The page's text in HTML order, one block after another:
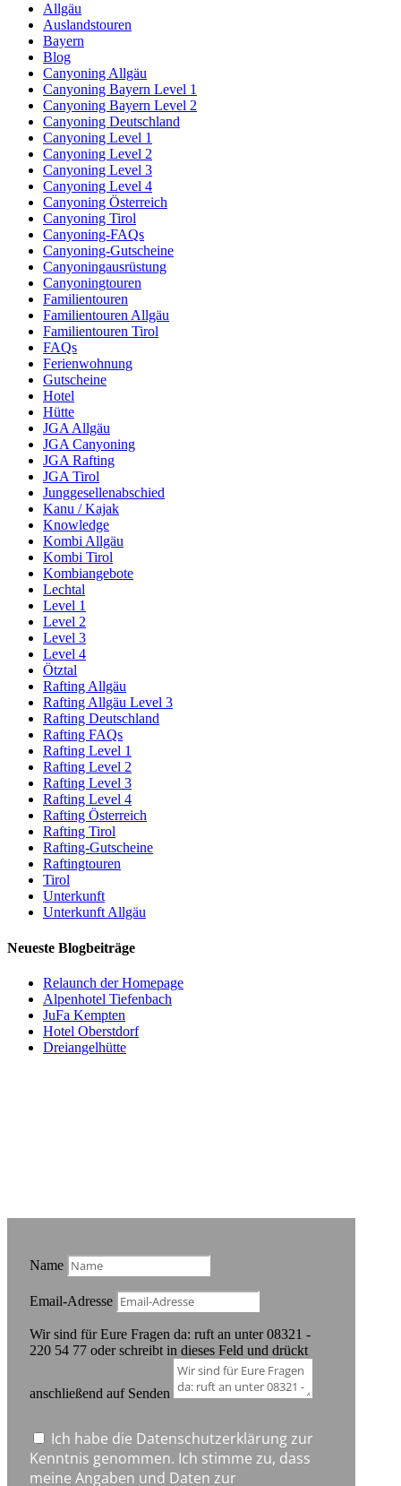
Allgäu
Auslandstouren
Bayern
Blog
Canyoning Allgäu
Canyoning Bayern Level 1
Canyoning Bayern Level 2
Canyoning Deutschland
Canyoning Level 1
Canyoning Level 2
Canyoning Level 3
Canyoning Level 4
Canyoning Österreich
Canyoning Tirol
Canyoning-FAQs
Canyoning-Gutscheine
Canyoningausrüstung
Canyoningtouren
Familientouren
Familientouren Allgäu
Familientouren Tirol
FAQs
Ferienwohnung
Gutscheine
Hotel
Hütte
JGA Allgäu
JGA Canyoning
JGA Rafting
JGA Tirol
Junggesellenabschied
Kanu / Kajak
Knowledge
Kombi Allgäu
Kombi Tirol
Kombiangebote
Lechtal
Level 1
Level 2
Level 3
Level 4
Ötztal
Rafting Allgäu
Rafting Allgäu Level 3
Rafting Deutschland
Rafting FAQs
Rafting Level 1
Rafting Level 2
Rafting Level 3
Rafting Level 4
Rafting Österreich
Rafting Tirol
Rafting-Gutscheine
Raftingtouren
Tirol
Unterkunft
Unterkunft Allgäu
Neueste Blogbeiträge
Relaunch der Homepage
Alpenhotel Tiefenbach
JuFa Kempten
Hotel Oberstdorf
Dreiangelhütte
Name
Email-Adresse
Wir sind für Eure Fragen da: ruft an unter 08321 -
220 54 77 oder schreibt in dieses Feld und drückt
anschließend auf Senden
Ich habe die Datenschutzerklärung zur
Kenntnis genommen. Ich stimme zu, dass
meine Angaben und Daten zur